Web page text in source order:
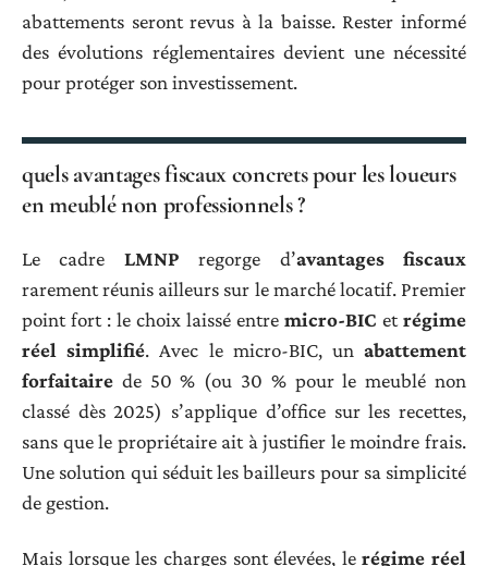
abattements seront revus à la baisse. Rester informé
des évolutions réglementaires devient une nécessité
pour protéger son investissement.
quels avantages fiscaux concrets pour les loueurs
en meublé non professionnels ?
Le cadre LMNP regorge d’avantages fiscaux
rarement réunis ailleurs sur le marché locatif. Premier
point fort : le choix laissé entre micro-BIC etrégime
réel simplifié. Avec le micro-BIC, unabattement
forfaitaire de 50 % (ou 30 % pour le meublé non
classé dès 2025) s’applique d’office sur les recettes,
sans que le propriétaire ait à justifier le moindre frais.
Une solution qui séduit les bailleurs pour sa simplicité
de gestion.
Mais lorsque les charges sont élevées, lerégime réel